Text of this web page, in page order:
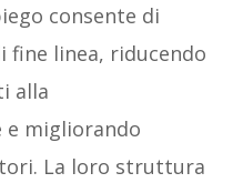
consente di
fine linea, riducendo
alla
e migliorando
La loro struttura